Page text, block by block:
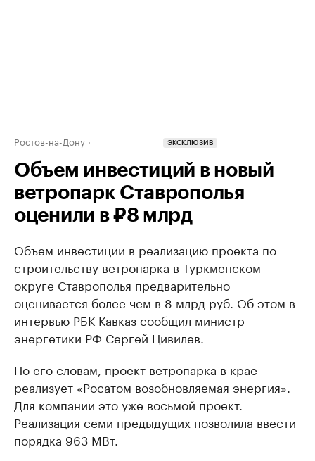
Ростов-на-Дону ЭКСКЛЮЗИВ
Объем инвестиций в новый
ветропарк Ставрополья
оценили в ₽8 млрд
Объем инвестиции в реализацию проекта по
строительству ветропарка в Туркменском
округе Ставрополья предварительно
оценивается более чем в 8 млрд руб. Об этом в
интервью РБК Кавказ сообщил министр
энергетики РФ Сергей Цивилев.
По его словам, проект ветропарка в крае
реализует «Росатом возобновляемая энергия».
Для компании это уже восьмой проект.
Реализация семи предыдущих позволила ввести
порядка 963 МВт.